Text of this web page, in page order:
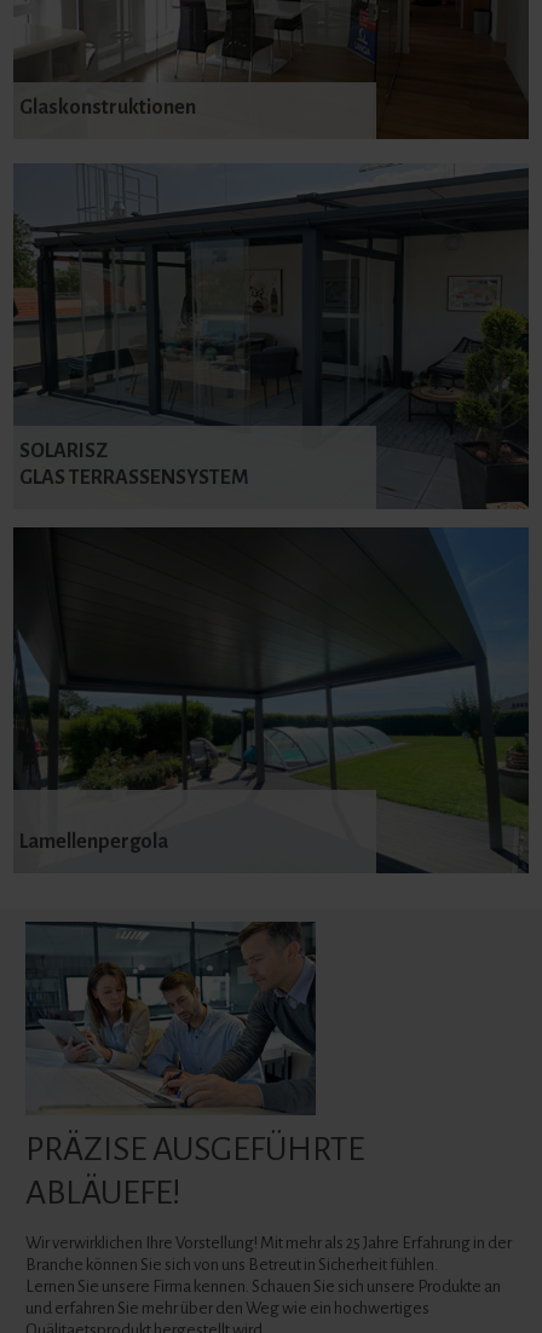
Glaskonstruktionen
SOLARISZ
GLAS TERRASSENSYSTEM
Lamellenpergola
PRÄZISE AUSGEFÜHRTE
ABLÄUEFE!
Wir verwirklichen Ihre Vorstellung! Mit mehr als 25 Jahre Erfahrung in der
Branche können Sie sich von uns Betreut in Sicherheit fühlen.
Lernen Sie unsere Firma kennen. Schauen Sie sich unsere Produkte an
und erfahren Sie mehr über den Weg wie ein hochwertiges